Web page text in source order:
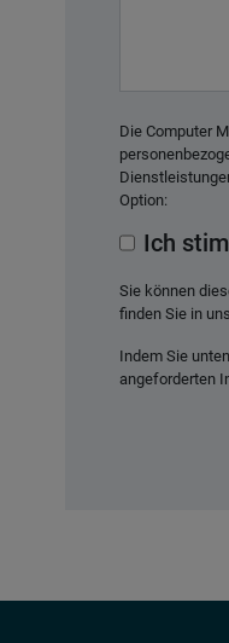
Die Computer
Option:
Ich
Sie können
finden Sie in
Indem Sie
angeforderten